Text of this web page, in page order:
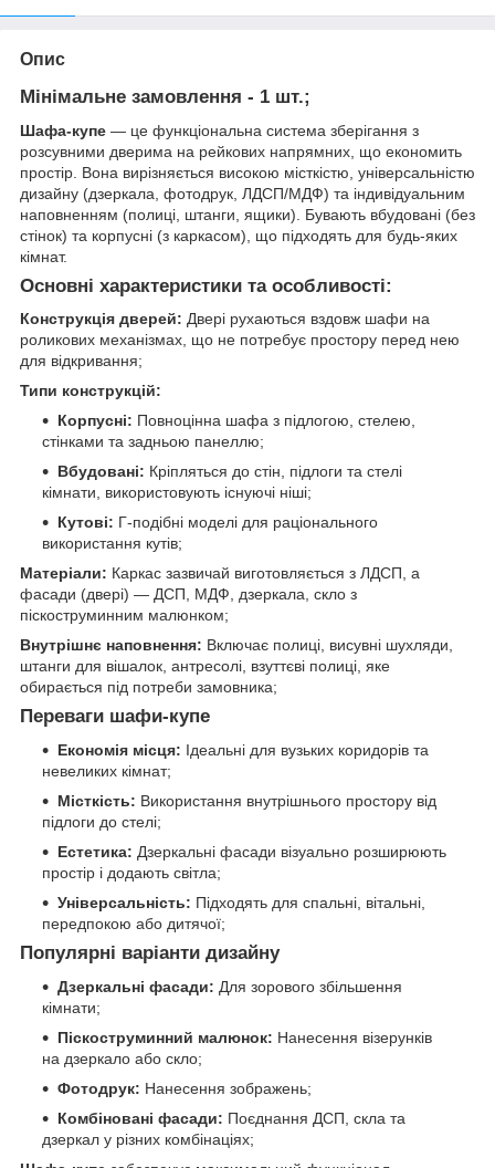
Опис
Мінімальне замовлення - 1 шт.;
Шафа-купе — це функціональна система зберігання з
розсувними дверима на рейкових напрямних, що економить
простір. Вона вирізняється високою місткістю, універсальністю
дизайну (дзеркала, фотодрук, ЛДСП/МДФ) та індивідуальним
наповненням (полиці, штанги, ящики). Бувають вбудовані (без
стінок) та корпусні (з каркасом), що підходять для будь-яких
кімнат.
Основні характеристики та особливості:
Конструкція дверей: Двері рухаються вздовж шафи на
роликових механізмах, що не потребує простору перед нею
для відкривання;
Типи конструкцій:
Корпусні: Повноцінна шафа з підлогою, стелею,
стінками та задньою панеллю;
Вбудовані: Кріпляться до стін, підлоги та стелі
кімнати, використовують існуючі ніші;
Кутові: Г-подібні моделі для раціонального
використання кутів;
Матеріали: Каркас зазвичай виготовляється з ЛДСП, а
фасади (двері) — ДСП, МДФ, дзеркала, скло з
піскоструминним малюнком;
Внутрішнє наповнення: Включає полиці, висувні шухляди,
штанги для вішалок, антресолі, взуттєві полиці, яке
обирається під потреби замовника;
Переваги шафи-купе
Економія місця: Ідеальні для вузьких коридорів та
невеликих кімнат;
Місткість: Використання внутрішнього простору від
підлоги до стелі;
Естетика: Дзеркальні фасади візуально розширюють
простір і додають світла;
Універсальність: Підходять для спальні, вітальні,
передпокою або дитячої;
Популярні варіанти дизайну
Дзеркальні фасади: Для зорового збільшення ​​​​​​
кімнати;
Піскоструминний малюнок: Нанесення візерунків
на дзеркало або скло;
Фотодрук: Нанесення зображень;
Комбіновані фасади: Поєднання ДСП, скла та
дзеркал у різних комбінаціях;